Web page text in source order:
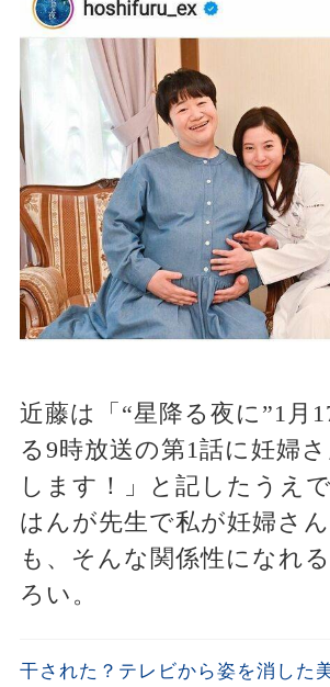
近藤は「“星降る夜に”1月
る9時放送の第1話に妊婦
します！」と記したうえ
はんが先生で私が妊婦さ
も、そんな関係性になれ
ろい。
干された？テレビから姿を消した